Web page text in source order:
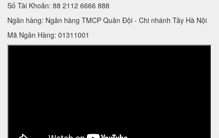
Số Tài Khoản: 88 2112 6666 888
Ngân hàng: Ngân hàng TMCP Quân Đội - Chi nhánh Tây Hà Nội
Mã Ngân Hàng: 01311001